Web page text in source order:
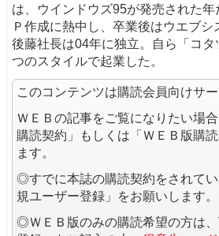
は、ウインドウズ95が発売された年
Ｐ作成に熱中し、卒業後はウエブシ
後藤社長は04年に独立。自ら「コ
つのスタイルで起業した。
このコンテンツは購読会員向けサー
ＷＥＢの記事をご覧になりたい場
購読契約」もしくは「ＷＥＢ版購
ます。
◎すでに本誌の購読契約をされて
規ユーザー登録」をお願いします。
◎ＷＥＢ版のみの購読希望の方は